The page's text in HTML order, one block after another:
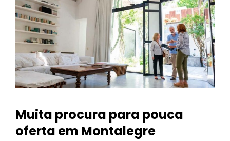
Muita procura para pouca
oferta em Montalegre